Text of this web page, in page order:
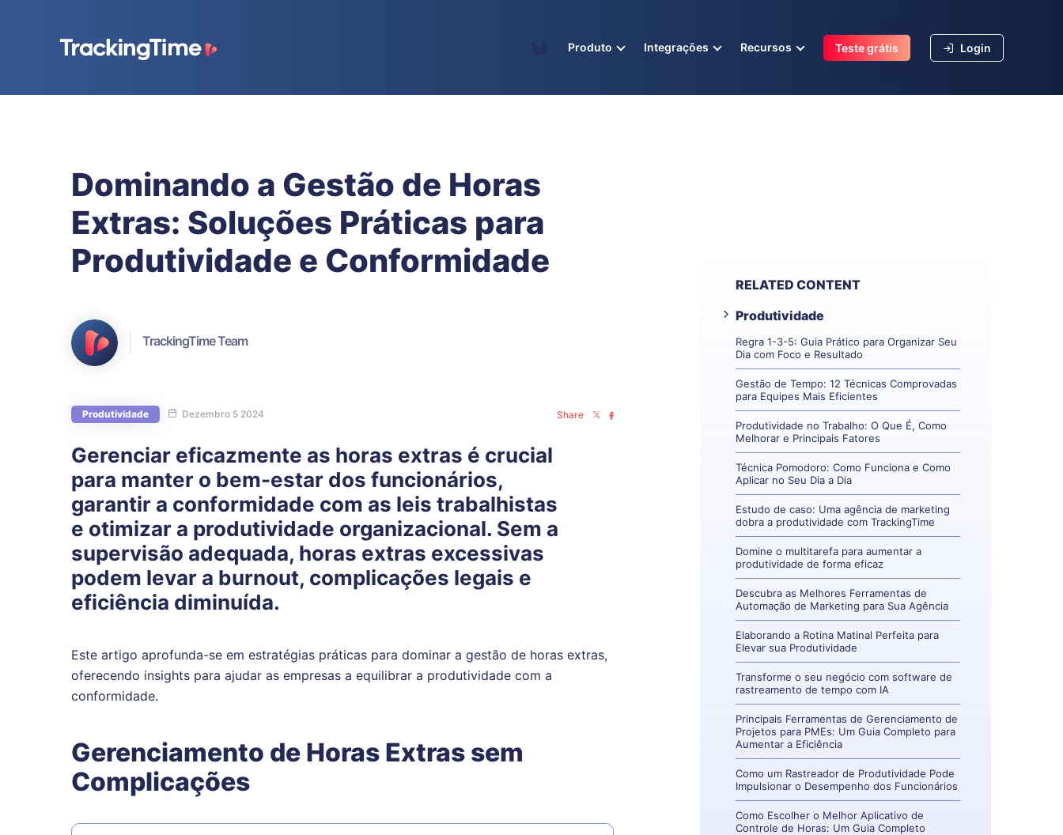
AcademyProduto Integrações Recursos Teste grátis Login
Dominando a Gestão de Horas
Extras: Soluções Práticas para
Produtividade e Conformidade
TrackingTime Team
Produtividade Dezembro 5 2024 Share
Gerenciar eficazmente as horas extras é crucial
para manter o bem-estar dos funcionários,
garantir a conformidade com as leis trabalhistas
e otimizar a produtividade organizacional. Sem a
supervisão adequada, horas extras excessivas
podem levar a burnout, complicações legais e
eficiência diminuída.
Este artigo aprofunda-se em estratégias práticas para dominar a gestão de horas extras,
oferecendo insights para ajudar as empresas a equilibrar a produtividade com a
conformidade.
Gerenciamento de Horas Extras sem
Complicações
RELATED CONTENT
Produtividade
Regra 1-3-5: Guia Prático para Organizar Seu
Dia com Foco e Resultado
Gestão de Tempo: 12 Técnicas Comprovadas
para Equipes Mais Eficientes
Produtividade no Trabalho: O Que É, Como
Melhorar e Principais Fatores
Técnica Pomodoro: Como Funciona e Como
Aplicar no Seu Dia a Dia
Estudo de caso: Uma agência de marketing
dobra a produtividade com TrackingTime
Domine o multitarefa para aumentar a
produtividade de forma eficaz
Descubra as Melhores Ferramentas de
Automação de Marketing para Sua Agência
Elaborando a Rotina Matinal Perfeita para
Elevar sua Produtividade
Transforme o seu negócio com software de
rastreamento de tempo com IA
Principais Ferramentas de Gerenciamento de
Projetos para PMEs: Um Guia Completo para
Aumentar a Eficiência
Como um Rastreador de Produtividade Pode
Impulsionar o Desempenho dos Funcionários
Como Escolher o Melhor Aplicativo de
Controle de Horas: Um Guia Completo